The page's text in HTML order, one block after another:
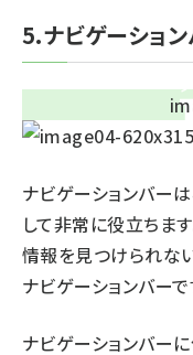
5.ナビゲーショ
ナビゲーションバー
して非常に役立ちま
情報を見つけられな
ナビゲーションバーで
ナビゲーションバー